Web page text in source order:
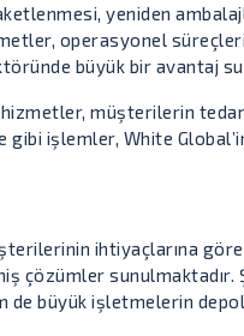
yeniden
operasyonel
büyük bir avantaj
müşterilerin
gibi işlemler, White
ihtiyaçlarına
çözümler
büyük işletmelerin